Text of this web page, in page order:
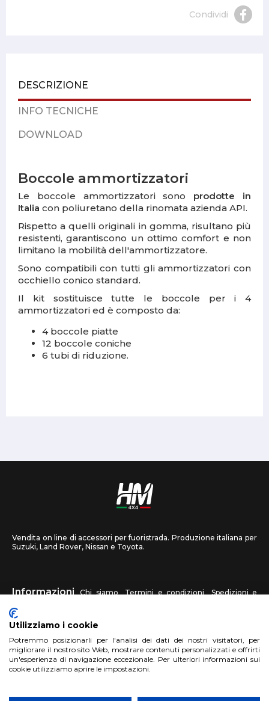
Condividi
DESCRIZIONE
INFO TECNICHE
DOWNLOAD
Boccole ammortizzatori
Le boccole ammortizzatori sono prodotte in
Italia con poliuretano della rinomata azienda API.
Rispetto a quelli originali in gomma, risultano più
resistenti, garantiscono un ottimo comfort e non
limitano la mobilità dell'ammortizzatore.
Sono compatibili con tutti gli ammortizzatori con
occhiello conico standard.
Il kit sostituisce tutte le boccole per i 4
ammortizzatori ed è composto da:
4 boccole piatte
12 boccole coniche
6 tubi di riduzione.
Vendita on line di accessori per fuoristrada. Produzione italiana per
Suzuki, Land Rover, Nissan e Toyota.
Informazioni Chi siamo Termini e condizioni
Spedizioni e
recessi
HM4X4 FAQ Centri assistenza Invia una foto
Account Registrati Accedi
Utilizziamo i cookie
Potremmo posizionarli per l'analisi dei dati dei nostri visitatori, per
migliorare il nostro sito Web, mostrare contenuti personalizzati e offrirti
un'esperienza di navigazione eccezionale. Per ulteriori informazioni sui
cookie utilizziamo aprire le impostazioni.